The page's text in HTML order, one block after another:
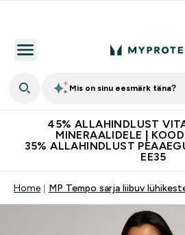
Mis on sinu eesmärk täna?
45% ALLAHINDLUST
MINERAALIDELE |
35% ALLAHINDLUST
EE35
Home MP Tempo sarja liibuv